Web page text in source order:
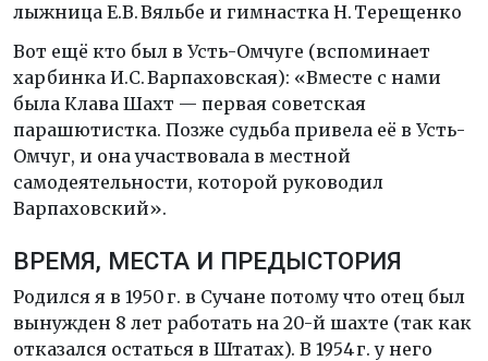
лыжница Е.В. Вяльбе и гимнастка Н. Терещенко
Вот ещё кто был в Усть-Омчуге (вспоминает
харбинка И.С. Варпаховская): «Вместе с нами
была Клава Шахт — первая советская
парашютистка. Позже судьба привела её в Усть-
Омчуг, и она участвовала в местной
самодеятельности, которой руководил
Варпаховский».
ВРЕМЯ, МЕСТА И ПРЕДЫСТОРИЯ
Родился я в 1950 г. в Сучане потому что отец был
вынужден 8 лет работать на 20-й шахте (так как
отказался остаться в Штатах). В 1954 г. у него